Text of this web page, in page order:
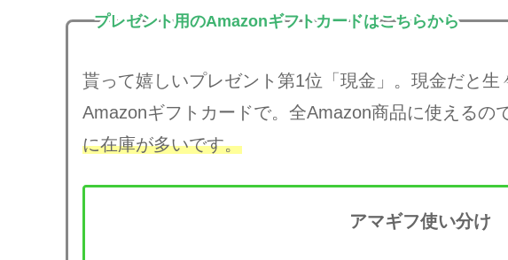
プレゼント用のAmazonギフトカードはこちらから
貰って嬉しいプレゼント第1位「現金」。現金だと生
Amazonギフトカードで。全Amazon商品に使えるの
に在庫が多いです。
アマギフ使い分け